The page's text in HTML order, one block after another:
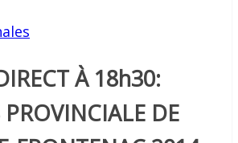
À 18h30:
DE